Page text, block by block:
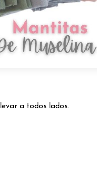
a todos lados.